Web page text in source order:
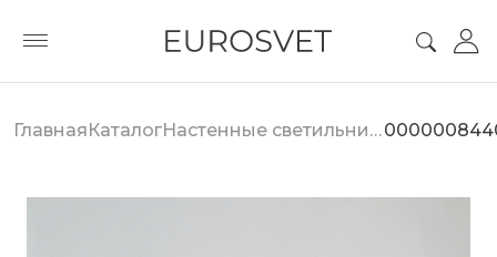
ГлавнаяКаталог Настенные светильники